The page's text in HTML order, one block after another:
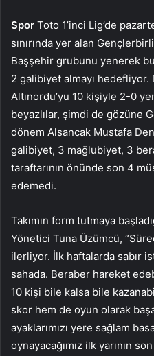
Spor Toto 1’inci Lig’de
sınırında yer alan
Başşehir grubunu yenerek
2 galibiyet almayı
Altınordu’yu 10 kişiyle 2-0
beyazlılar, şimdi de gözüne
dönem Alsancak Mustafa
galibiyet, 3 mağlubiyet, 3
taraftarının önünde son 4
edemedi.
Takımın form tutmaya
Yönetici Tuna Üzümcü,
ilerliyor. İlk haftalarda sabır
sahada. Beraber hareket
10 kişi bile kalsa bile
skor hem de oyun olarak
ayaklarımızı yere sağlam
oynayacağımız ilk yarının